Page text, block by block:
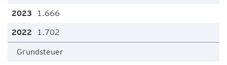
1.666
1.702
Grundsteuer